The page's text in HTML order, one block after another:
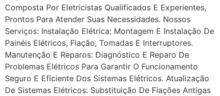
Composta Por Eletricistas Qualificados E Experientes,
Prontos Para Atender Suas Necessidades. Nossos
Serviços: Instalação Elétrica: Montagem E Instalação De
Painéis Elétricos, Fiação, Tomadas E Interruptores.
Manutenção E Reparos: Diagnóstico E Reparo De
Problemas Elétricos Para Garantir O Funcionamento
Seguro E Eficiente Dos Sistemas Elétricos. Atualização
De Sistemas Elétricos: Substituição De Fiações Antigas